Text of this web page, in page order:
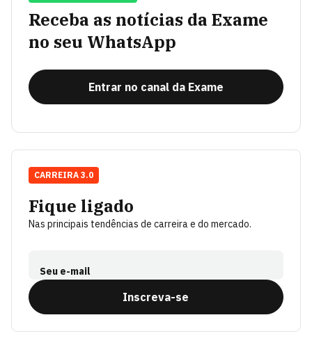
Receba as notícias da Exame
no seu WhatsApp
Entrar no canal da Exame
Fique ligado
Nas principais tendências de carreira e do mercado.
Seu e-mail
Inscreva-se
CARREIRA 3.0